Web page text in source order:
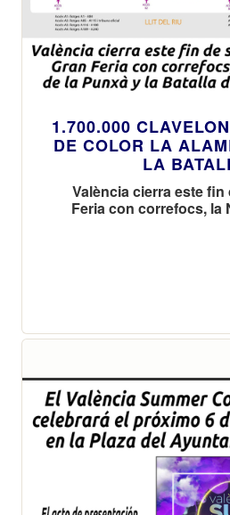
1.700.000
DE COLOR LA
LA
València cierra este fin
Feria con correfocs, la